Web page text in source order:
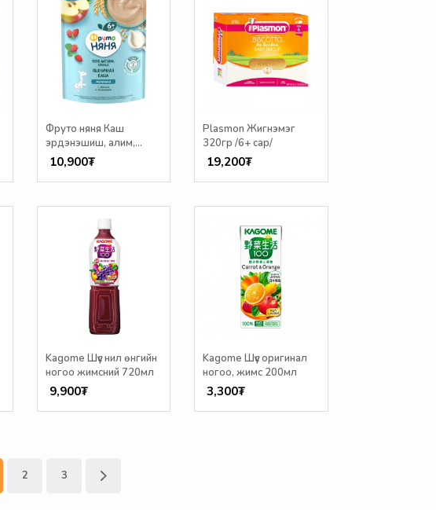
Фруто няня Каш
эрдэнэшиш, алим,
гүзээлзгэнэ 200гр /6+
сар/
10,900₮
Plasmon Жигнэмэг
320гр /6+ сар/
19,200₮
Kagome Шүүс нил өнгийн
ногоо жимсний 720мл
9,900₮
Kagome Шүүс оригинал
ногоо, жимс 200мл
3,300₮
2 3